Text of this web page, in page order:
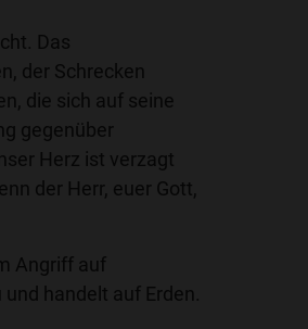
Das
der Schrecken
die sich auf seine
gegenüber
Herz ist verzagt
der Herr, euer Gott,
Angriff auf
handelt auf Erden.